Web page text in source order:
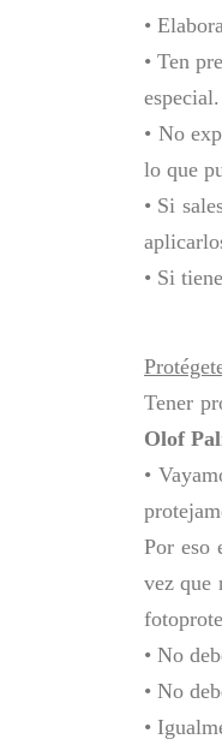
•
• Ten
• No
lo que
• Si
• Si
Tener
Olof
•
Por eso
vez que
• No
• No
•